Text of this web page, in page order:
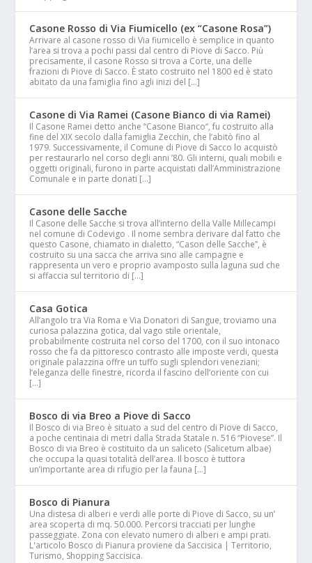
Casone Rosso di Via Fiumicello (ex “Casone Rosa”)
Arrivare al casone rosso di Via fiumicello è semplice in quanto
l’area si trova a pochi passi dal centro di Piove di Sacco. Più
precisamente, il casone Rosso si trova a Corte, una delle
frazioni di Piove di Sacco. È stato costruito nel 1800 ed è stato
abitato da una famiglia fino agli inizi del […]
Casone di Via Ramei (Casone Bianco di via Ramei)
Il Casone Ramei detto anche “Casone Bianco“, fu costruito alla
fine del XIX secolo dalla famiglia Zecchin, che l’abitò fino al
1979. Successivamente, il Comune di Piove di Sacco lo acquistò
per restaurarlo nel corso degli anni ’80. Gli interni, quali mobili e
oggetti originali, furono in parte acquistati dall’Amministrazione
Comunale e in parte donati […]
Casone delle Sacche
Il Casone delle Sacche si trova all’interno della Valle Millecampi
nel comune di Codevigo . Il nome sembra derivare dal fatto che
questo Casone, chiamato in dialetto, “Cason delle Sacche”, è
costruito su una sacca che arriva sino alle campagne e
rappresenta un vero e proprio avamposto sulla laguna sud che
si affaccia sul territorio di […]
Casa Gotica
All’angolo tra Via Roma e Via Donatori di Sangue, troviamo una
curiosa palazzina gotica, dal vago stile orientale,
probabilmente costruita nel corso del 1700, con il suo intonaco
rosso che fa da pittoresco contrasto alle imposte verdi, questa
originale palazzina offre un tuffo sugli splendori veneziani;
l’eleganza delle finestre, ricorda il fascino dell’oriente con cui
[…]
Bosco di via Breo a Piove di Sacco
Il Bosco di via Breo è situato a sud del centro di Piove di Sacco,
a poche centinaia di metri dalla Strada Statale n. 516 “Piovese”. Il
Bosco di via Breo è costituito da un saliceto (Salicetum albae)
che occupa la quasi totalità dell’area. Il bosco è tuttora
un’importante area di rifugio per la fauna […]
Bosco di Pianura
Una distesa di alberi e verdi alle porte di Piove di Sacco, su un’
area scoperta di mq. 50.000. Percorsi tracciati per lunghe
passeggiate. Zona con elevato numero di alberi e ampi prati.
L'articolo Bosco di Pianura proviene da Saccisica | Territorio,
Turismo, Shopping Saccisica.